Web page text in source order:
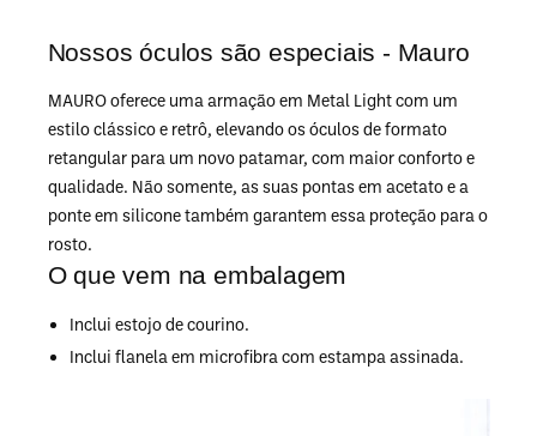
Nossos óculos são especiais - Mauro
MAURO oferece uma armação em Metal Light com um
estilo clássico e retrô, elevando os óculos de formato
retangular para um novo patamar, com maior conforto e
qualidade. Não somente, as suas pontas em acetato e a
ponte em silicone também garantem essa proteção para o
rosto.
O que vem na embalagem
Inclui estojo de courino.
Inclui flanela em microfibra com estampa assinada.